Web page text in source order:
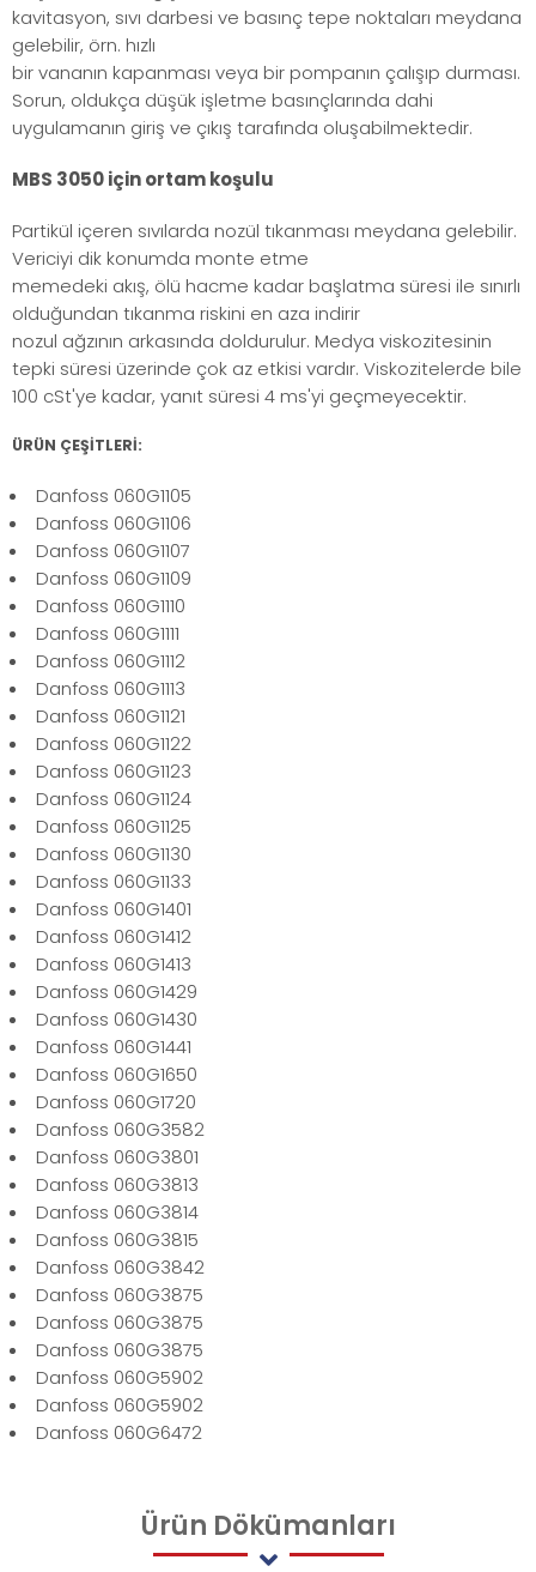
kavitasyon, sıvı darbesi ve basınç tepe noktaları meydana
gelebilir, örn. hızlı
bir vananın kapanması veya bir pompanın çalışıp durması.
Sorun, oldukça düşük işletme basınçlarında dahi
uygulamanın giriş ve çıkış tarafında oluşabilmektedir.
MBS 3050 için ortam koşulu
Partikül içeren sıvılarda nozül tıkanması meydana gelebilir.
Vericiyi dik konumda monte etme
memedeki akış, ölü hacme kadar başlatma süresi ile sınırlı
olduğundan tıkanma riskini en aza indirir
nozul ağzının arkasında doldurulur. Medya viskozitesinin
tepki süresi üzerinde çok az etkisi vardır. Viskozitelerde bile
100 cSt'ye kadar, yanıt süresi 4 ms'yi geçmeyecektir.
ÜRÜN ÇEŞİTLERİ:
Danfoss 060G1105
Danfoss 060G1106
Danfoss 060G1107
Danfoss 060G1109
Danfoss 060G1110
Danfoss 060G1111
Danfoss 060G1112
Danfoss 060G1113
Danfoss 060G1121
Danfoss 060G1122
Danfoss 060G1123
Danfoss 060G1124
Danfoss 060G1125
Danfoss 060G1130
Danfoss 060G1133
Danfoss 060G1401
Danfoss 060G1412
Danfoss 060G1413
Danfoss 060G1429
Danfoss 060G1430
Danfoss 060G1441
Danfoss 060G1650
Danfoss 060G1720
Danfoss 060G3582
Danfoss 060G3801
Danfoss 060G3813
Danfoss 060G3814
Danfoss 060G3815
Danfoss 060G3842
Danfoss 060G3875
Danfoss 060G3875
Danfoss 060G3875
Danfoss 060G5902
Danfoss 060G5902
Danfoss 060G6472
Ürün Dökümanları